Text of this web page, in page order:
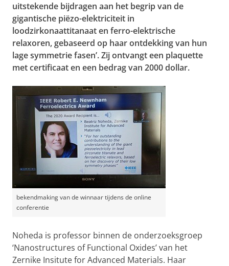
uitstekende bijdragen aan het begrip van de
gigantische piëzo-elektriciteit in
loodzirkonaattitanaat en ferro-elektrische
relaxoren, gebaseerd op haar ontdekking van hun
lage symmetrie fasen’. Zij ontvangt een plaquette
met certificaat en een bedrag van 2000 dollar.
bekendmaking van de winnaar tijdens de online
conferentie
Noheda is professor binnen de onderzoeksgroep
‘Nanostructures of Functional Oxides’ van het
Zernike Insitute for Advanced Materials. Haar